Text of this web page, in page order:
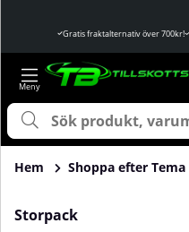
Gratis fraktalternativ över 700kr!
Hem Shoppa efter Tema
Storpack